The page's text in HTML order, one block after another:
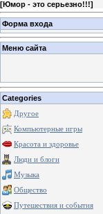
[Юмор - это серьезно!!!]
Форма входа
Меню сайта
Categories
Другое
Компьютерные игры
Красота и здоровье
Люди и блоги
Музыка
Общество
Путешествия и события